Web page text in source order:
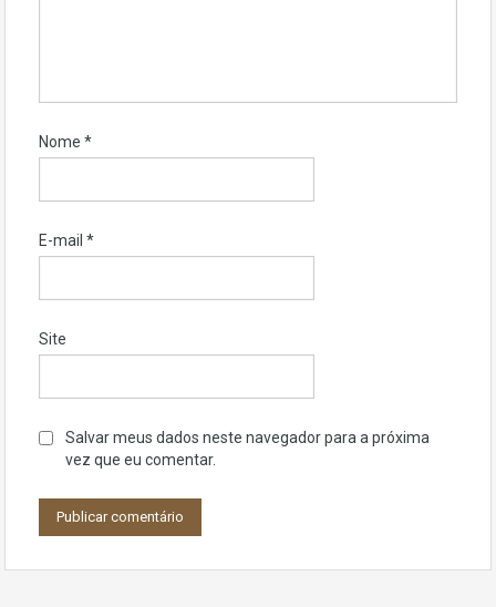
Nome *
E-mail *
Site
Salvar meus dados neste navegador para a próxima
vez que eu comentar.